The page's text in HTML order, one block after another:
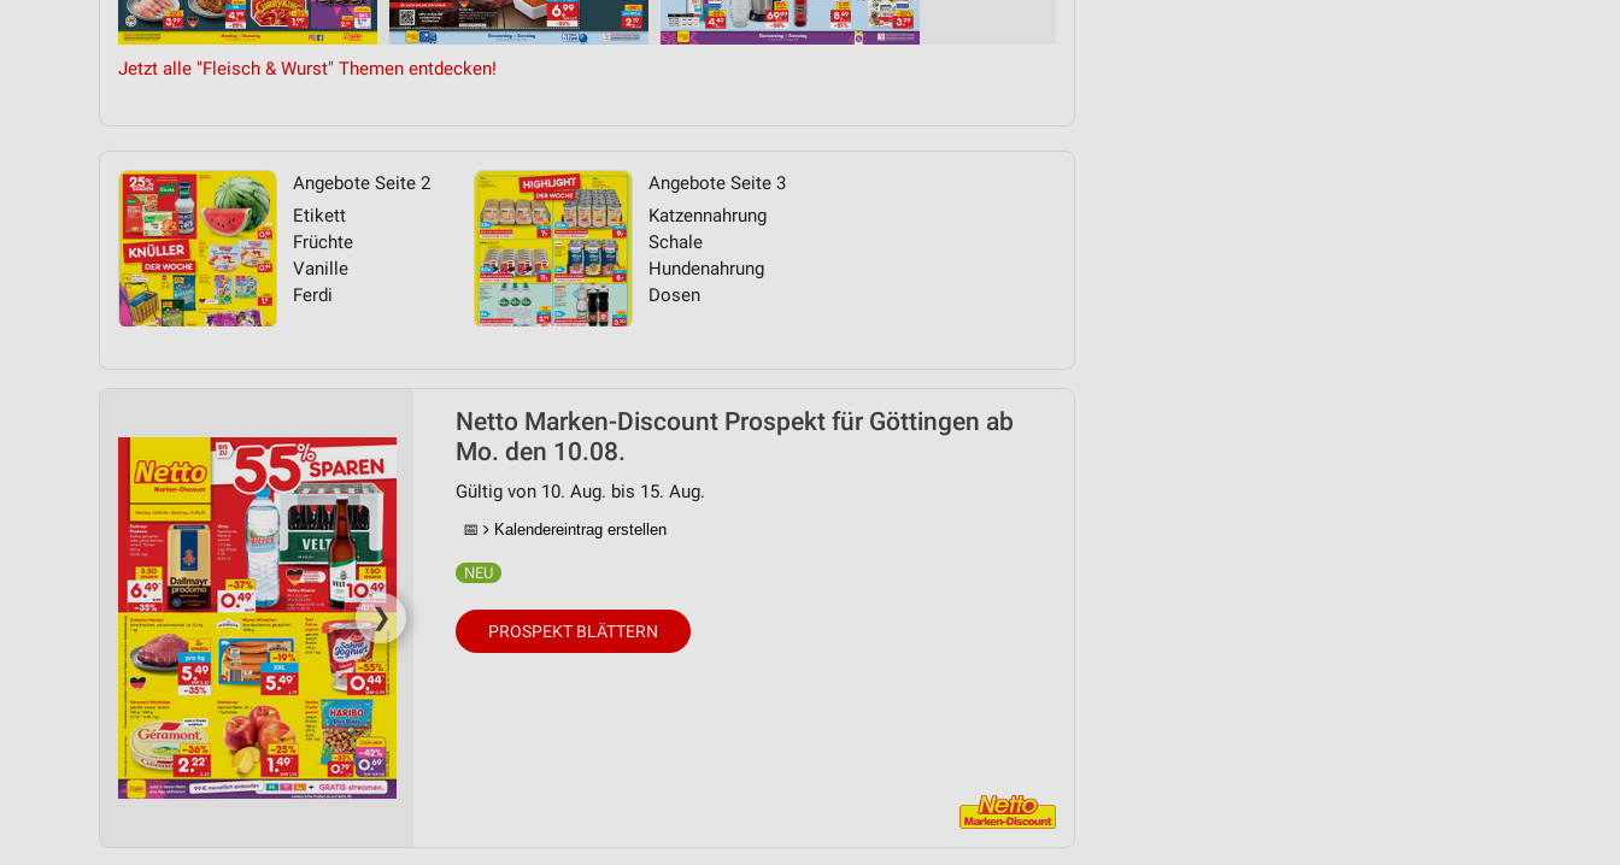
Jetzt alle "Fleisch & Wurst" Themen entdecken!
Angebote Seite 2
Etikett
Früchte
Vanille
Ferdi
Angebote Seite 3
Katzennahrung
Schale
Hundenahrung
Dosen
❯
Netto Marken-Discount Prospekt für Göttingen ab
Mo. den 10.08.
Gültig von 10. Aug. bis 15. Aug.
📅 Kalendereintrag erstellen
PROSPEKT BLÄTTERN
IAB-Besonderheiten:
Verwendung genauer Standortdaten
Notwendig
Performance